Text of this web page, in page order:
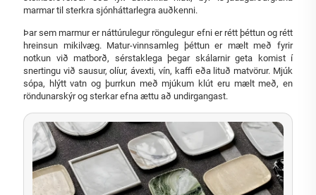
marmar til sterkra sjónháttarlegra auðkenni.
Þar sem marmur er náttúrulegur röngulegur efni er rétt þéttun og rétt
hreinsun mikilvæg. Matur-vinnsamleg þéttun er mælt með fyrir
notkun við matborð, sérstaklega þegar skálarnir geta komist í
snertingu við sausur, olíur, ávexti, vín, kaffi eða lituð matvörur. Mjúk
sópa, hlýtt vatn og þurrkun með mjúkum klút eru mælt með, en
röndunarskýr og sterkar efna ættu að undirgangast.